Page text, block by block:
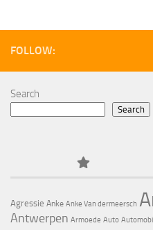
FOLLOW:
Search
Search
Agressie Anke Anke Van dermeersch
Antwerpen Armoede Auto